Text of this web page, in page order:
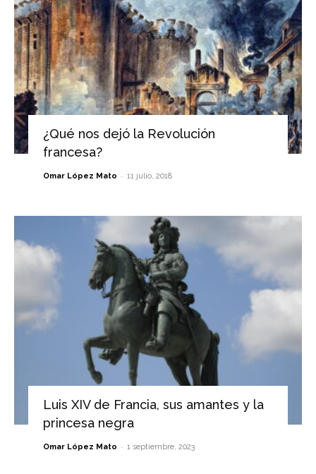
¿Qué nos dejó la Revolución
francesa?
Omar López Mato - 11 julio, 2018
Luis XIV de Francia, sus amantes y la
princesa negra
Omar López Mato - 1 septiembre, 2023